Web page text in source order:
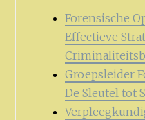
Forensische
Effectieve
Groepsleider
De Sleutel tot